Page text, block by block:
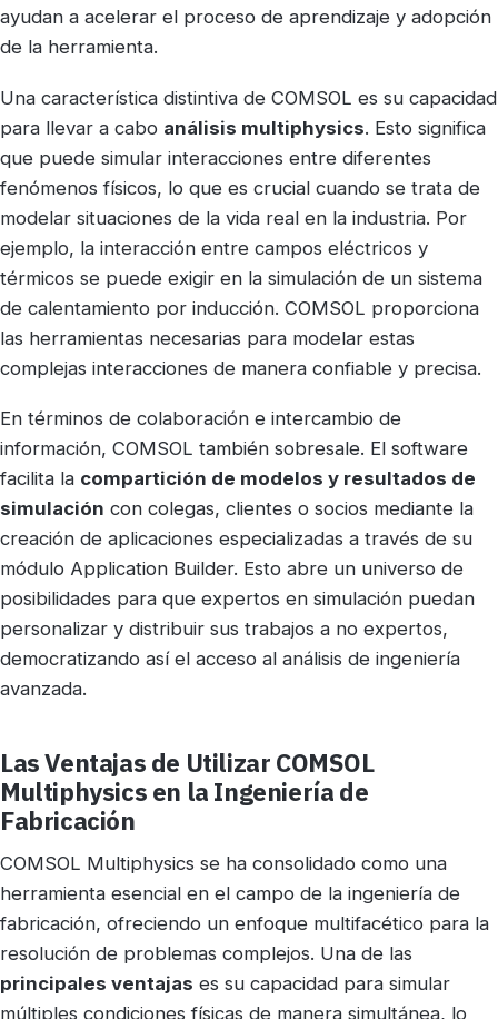
ayudan a acelerar el proceso de aprendizaje y adopción
de la herramienta.
Una característica distintiva de COMSOL es su capacidad
para llevar a cabo análisis multiphysics. Esto significa
que puede simular interacciones entre diferentes
fenómenos físicos, lo que es crucial cuando se trata de
modelar situaciones de la vida real en la industria. Por
ejemplo, la interacción entre campos eléctricos y
térmicos se puede exigir en la simulación de un sistema
de calentamiento por inducción. COMSOL proporciona
las herramientas necesarias para modelar estas
complejas interacciones de manera confiable y precisa.
En términos de colaboración e intercambio de
información, COMSOL también sobresale. El software
facilita la compartición de modelos y resultados de
simulación con colegas, clientes o socios mediante la
creación de aplicaciones especializadas a través de su
módulo Application Builder. Esto abre un universo de
posibilidades para que expertos en simulación puedan
personalizar y distribuir sus trabajos a no expertos,
democratizando así el acceso al análisis de ingeniería
avanzada.
Las Ventajas de Utilizar COMSOL
Multiphysics en la Ingeniería de
Fabricación
COMSOL Multiphysics se ha consolidado como una
herramienta esencial en el campo de la ingeniería de
fabricación, ofreciendo un enfoque multifacético para la
resolución de problemas complejos. Una de las
principales ventajas es su capacidad para simular
múltiples condiciones físicas de manera simultánea, lo